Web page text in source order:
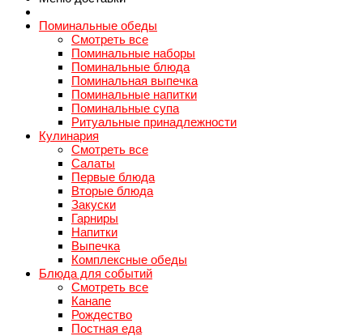
Поминальные обеды
Смотреть все
Поминальные наборы
Поминальные блюда
Поминальная выпечка
Поминальные напитки
Поминальные супа
Ритуальные принадлежности
Кулинария
Смотреть все
Салаты
Первые блюда
Вторые блюда
Закуски
Гарниры
Напитки
Выпечка
Комплексные обеды
Блюда для событий
Смотреть все
Канапе
Рождество
Постная еда